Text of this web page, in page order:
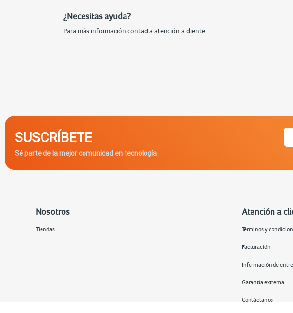
¿Necesitas ayuda?
Para más información contacta atención a cliente
SUSCRÍBETE
Sé parte de la mejor comunidad en tecnología
Nosotros
Tiendas
Atención a
Términos y
Facturación
Información de
Garantía extrema
Contáctanos